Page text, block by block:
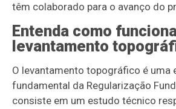
têm colaborado para o avanço do
Entenda como
levantamento
O levantamento topográfico é uma
fundamental da Regularização
consiste em um estudo técnico